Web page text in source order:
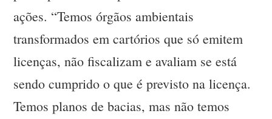
ações. “Temos órgãos ambientais
transformados em cartórios que só emitem
licenças, não fiscalizam e avaliam se está
sendo cumprido o que é previsto na licença.
Temos planos de bacias, mas não temos